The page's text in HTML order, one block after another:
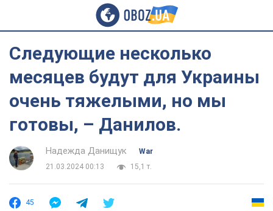
Следующие несколько
месяцев будут для Украины
очень тяжелыми, но мы
готовы, – Данилов.
Надежда Данищук
War
21.03.2024 00:13
15,1 т.
45